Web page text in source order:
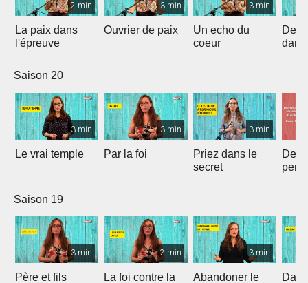
2 min
La paix dans
l'épreuve
3 min
Ouvrier de paix
3 min
Un echo du
coeur
De
dans
Saison 20
3 min
Le vrai temple
3 min
Par la foi
3 min
Priez dans le
secret
Saison 19
3 min
Père et fils
2 min
La foi contre la
3 min
Abandoner le